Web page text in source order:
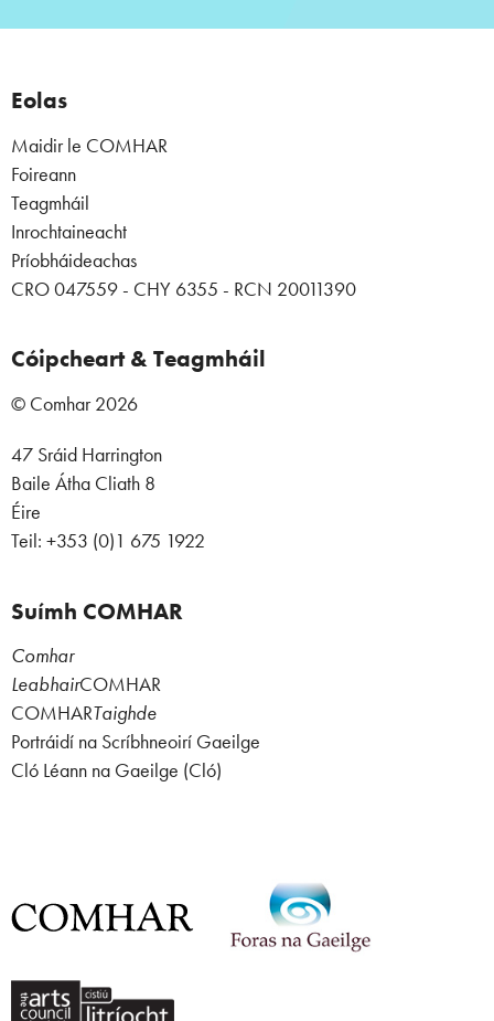
Eolas
Maidir le COMHAR
Foireann
Teagmháil
Inrochtaineacht
Príobháideachas
CRO 047559 - CHY 6355 - RCN 20011390
Cóipcheart & Teagmháil
© Comhar 2026
47 Sráid Harrington
Baile Átha Cliath 8
Éire
Teil: +353 (0)1 675 1922
Suímh COMHAR
Comhar
LeabhairCOMHAR
COMHARTaighde
Portráidí na Scríbhneoirí Gaeilge
Cló Léann na Gaeilge (Cló)